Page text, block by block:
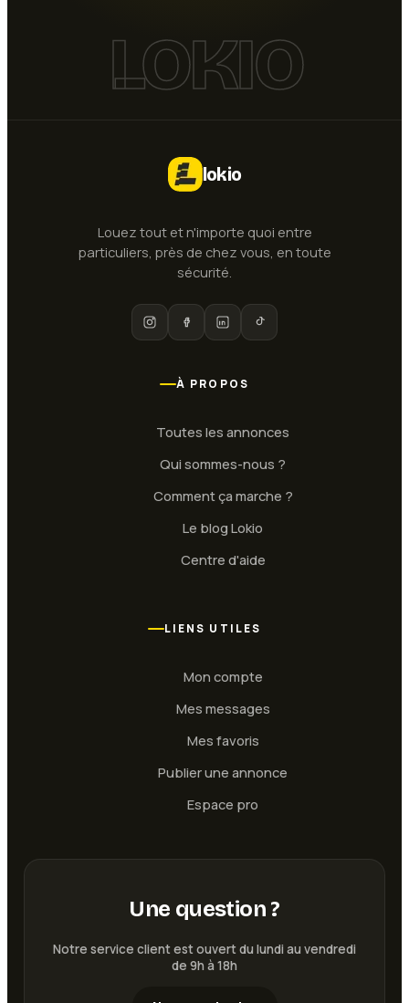
LOKIO
lokio
Louez tout et n'importe quoi entre
particuliers, près de chez vous, en toute
sécurité.
À PROPOS
Toutes les annonces
Qui sommes-nous ?
Comment ça marche ?
Le blog Lokio
Centre d'aide
LIENS UTILES
Mon compte
Mes messages
Mes favoris
Publier une annonce
Espace pro
Une question ?
Notre service client est ouvert du lundi au vendredi
de 9h à 18h